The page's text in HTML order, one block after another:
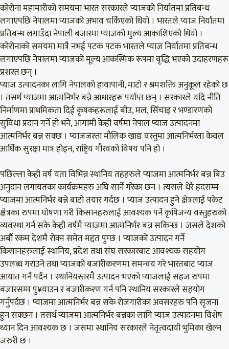
कोरोना महामारीको समयमा भारत सरकारले प्याजको निर्यातमा प्रतिबन्ध
लगाएपछि नेपालमा प्याजको अभाव चर्किएको थियो । भारतले प्याज निर्यातमा
प्रतिबन्ध लगाउँदा नेपाली बजारमा प्याजको मुल्य आकाशिएको थियो ।
कोरोनाको समयमा मात्रै नभई पटक पटक भारतले प्याज निर्यातमा प्रतिबन्ध
लगाएपछि नेपालमा प्याजको मूल्य आकस्मिक रूपमा वृद्धि भएको उदाहरणहरू
प्रशस्त छन् ।
प्याज उत्पादनका लागि नेपालको हावापानी, माटो र श्रमशक्ति अनुकूल रहेको छ
। तसर्थ प्याजमा आत्मनिर्भर बन्ने आधारहरू पर्याप्त छन् । सरकारले यदि नीति
निर्माणमा प्राथमिकता दिई कृषकहरूलाई बीउ, मल, सिंचाइ र भण्डारणको
सुविधा प्रदान गर्ने हो भने, आगामी केही वर्षमा नेपाल प्याज उत्पादनमा
आत्मनिर्भर बन्न सक्छ । प्याजजस्ता मौलिक खाद्य वस्तुमा आत्मनिर्भरता केवल
आर्थिक सुरक्षा मात्र होइन, राष्ट्रिय गौरवको विषय पनि हो ।
पछिल्ला केही वर्ष यता विभिन्न स्थानिय तहहरुले प्याजमा आत्मनिर्भर बन्न बिउ
अनुदान लगायतका कार्यक्रमहरु अघि सार्ने गरेका छन । त्यसले धेरै हदसम्म
प्याजमा आत्मनिर्भर बन्ने बाटो तयार गर्दछ । प्याज उत्पादन हुने क्षेत्रलाई पकेट
क्षेत्रका रुपमा घोषणा गरी किसानहरुलाई आवश्यक पर्ने कृषिजन्य वस्तुहरुको
व्यवस्था गर्न सके केही वर्षमै प्याजमा आत्मनिर्भर बन्न सकिन्छ । जसले देशको
अर्बाै रकम देशमै रोक्न समेत मद्दत पुग्छ । प्याजको उत्पादन गर्ने
किसानहरुलाई स्थानिय, प्रदेश तथा संघ सरकारबाट आवश्यक सहयोग
उपलब्ध गराउने तथा प्याजको बजारीकरणमा समन्वय गरे भारतबाट प्याज
आयात गर्नै पर्दैन । स्थानियस्तरमै उत्पादन भएको प्याजलाई सहज रुपमा
बजारसम्म पु¥याउन र बजारीकरण गर्न पनि स्थानिय सरकारले सहयोग
गर्नुपर्दछ । प्याजमा आत्मनिर्भर बन्न सके रोजगारीका अवसरहरु पनि सृजना
हुन सक्छन । तसर्थ प्याजमा आत्मनिर्भर बन्नका लागि प्याज उत्पादनमा विशेष
ध्यान दिन आवश्यक छ । जसमा स्थानिय सरकारले नेतृत्वदायी भुमिका खेल्न
जरुरी छ ।